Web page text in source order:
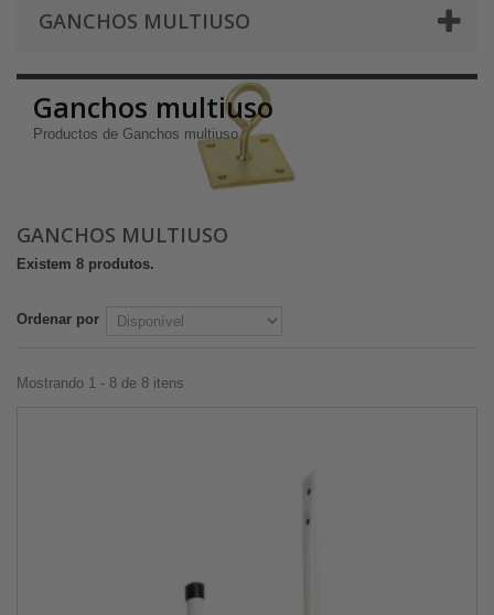
GANCHOS MULTIUSO
Ganchos multiuso
Productos de Ganchos multiuso
GANCHOS MULTIUSO
Existem 8 produtos.
Ordenar por
Mostrando 1 - 8 de 8 itens